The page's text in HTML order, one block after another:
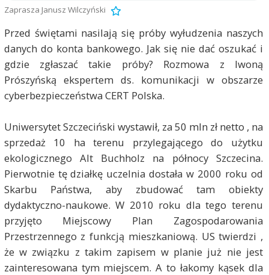
Zaprasza Janusz Wilczyński
Przed świętami nasilają się próby wyłudzenia naszych
danych do konta bankowego. Jak się nie dać oszukać i
gdzie zgłaszać takie próby? Rozmowa z Iwoną
Prószyńską ekspertem ds. komunikacji w obszarze
cyberbezpieczeństwa CERT Polska.
Uniwersytet Szczeciński wystawił, za 50 mln zł netto , na
sprzedaż 10 ha terenu przylegającego do użytku
ekologicznego Alt Buchholz na północy Szczecina.
Pierwotnie tę działkę uczelnia dostała w 2000 roku od
Skarbu Państwa, aby zbudować tam obiekty
dydaktyczno-naukowe. W 2010 roku dla tego terenu
przyjęto Miejscowy Plan Zagospodarowania
Przestrzennego z funkcją mieszkaniową. US twierdzi ,
że w związku z takim zapisem w planie już nie jest
zainteresowana tym miejscem. A to łakomy kąsek dla